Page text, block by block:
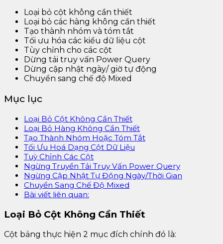
Loại bỏ cột không cần thiết
Loại bỏ các hàng không cần thiết
Tạo thành nhóm và tóm tắt
Tối ưu hóa các kiểu dữ liệu cột
Tùy chỉnh cho các cột
Dừng tải truy vấn Power Query
Dừng cập nhật ngày/ giờ tự động
Chuyển sang chế độ Mixed
Mục lục
Loại Bỏ Cột Không Cần Thiết
Loại Bỏ Hàng Không Cần Thiết
Tạo Thành Nhóm Hoặc Tóm Tắt
Tối Ưu Hoá Dạng Cột Dữ Liệu
Tuỳ Chỉnh Các Cột
Ngừng Truyền Tải Truy Vấn Power Query
Ngừng Cập Nhật Tự Động Ngày/Thời Gian
Chuyển Sang Chế Độ Mixed
Bài viết liên quan:
Loại Bỏ Cột Không Cần Thiết
Cột bảng thực hiện 2 mục đích chính đó là: